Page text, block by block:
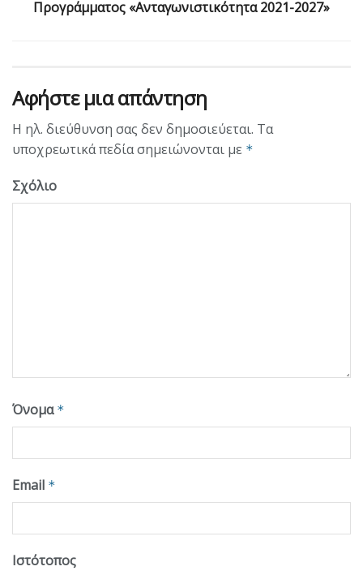
Προγράμματος «Ανταγωνιστικότητα 2021-2027»
Αφήστε μια απάντηση
Η ηλ. διεύθυνση σας δεν δημοσιεύεται. Τα
υποχρεωτικά πεδία σημειώνονται με *
Σχόλιο
Όνομα *
Email *
Ιστότοπος